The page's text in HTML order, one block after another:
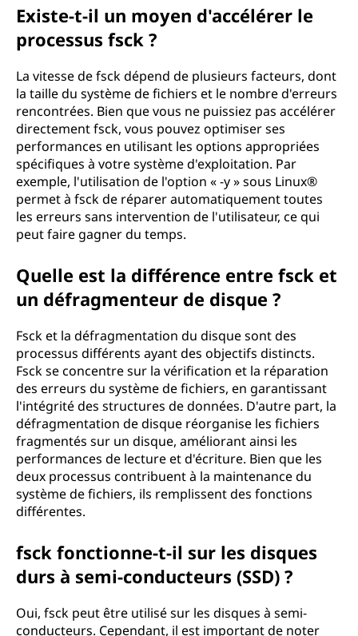
Existe-t-il un moyen d'accélérer le
processus fsck ?
La vitesse de fsck dépend de plusieurs facteurs, dont
la taille du système de fichiers et le nombre d'erreurs
rencontrées. Bien que vous ne puissiez pas accélérer
directement fsck, vous pouvez optimiser ses
performances en utilisant les options appropriées
spécifiques à votre système d'exploitation. Par
exemple, l'utilisation de l'option « -y » sous Linux®
permet à fsck de réparer automatiquement toutes
les erreurs sans intervention de l'utilisateur, ce qui
peut faire gagner du temps.
Quelle est la différence entre fsck et
un défragmenteur de disque ?
Fsck et la défragmentation du disque sont des
processus différents ayant des objectifs distincts.
Fsck se concentre sur la vérification et la réparation
des erreurs du système de fichiers, en garantissant
l'intégrité des structures de données. D'autre part, la
défragmentation de disque réorganise les fichiers
fragmentés sur un disque, améliorant ainsi les
performances de lecture et d'écriture. Bien que les
deux processus contribuent à la maintenance du
système de fichiers, ils remplissent des fonctions
différentes.
fsck fonctionne-t-il sur les disques
durs à semi-conducteurs (SSD) ?
Oui, fsck peut être utilisé sur les disques à semi-
conducteurs. Cependant, il est important de noter